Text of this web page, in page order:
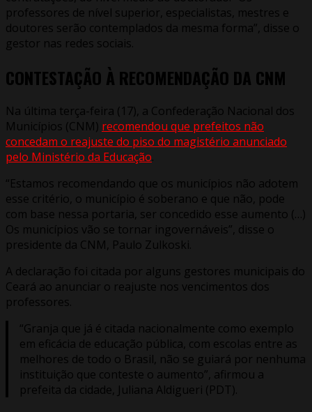
professores de nível superior, especialistas, mestres e
doutores serão contemplados da mesma forma”, disse o
gestor nas redes sociais.
CONTESTAÇÃO À RECOMENDAÇÃO DA CNM
Na última terça-feira (17), a Confederação Nacional dos
Municípios (CNM) recomendou que prefeitos não
concedam o reajuste do piso do magistério anunciado
pelo Ministério da Educação.
“Estamos recomendando que os municípios não adotem
esse critério, o município é soberano e que não, pode
com base nessa portaria, ser concedido esse aumento (…)
Os municípios vão se tornar ingovernáveis”, disse o
presidente da CNM, Paulo Zulkoski.
A declaração foi citada por alguns gestores municipais do
Ceará ao anunciar o reajuste nos vencimentos dos
professores.
“Granja que já é citada nacionalmente como exemplo
em eficácia de educação pública, com escolas entre as
melhores de todo o Brasil, não se guiará por nenhuma
instituição que conteste o aumento”, afirmou a
prefeita da cidade, Juliana Aldigueri (PDT).